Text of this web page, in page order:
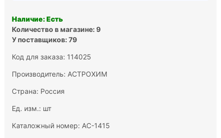
Наличие: Есть
Количество в магазине: 9
У поставщиков: 79
Код для заказа: 114025
Производитель: АСТРОХИМ
Страна: Россия
Ед. изм.: шт
Каталожный номер: АС-1415